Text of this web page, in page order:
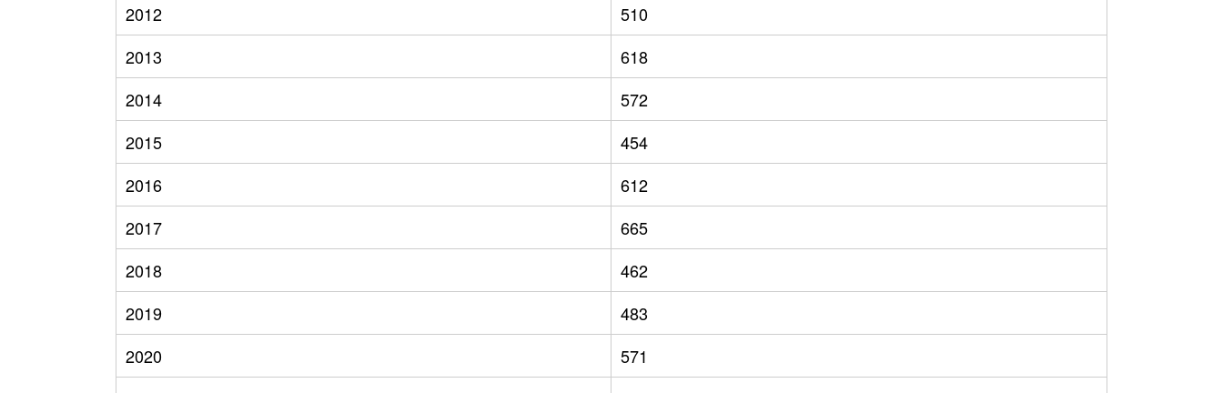
2012
510
2013
618
2014
572
2015
454
2016
612
2017
665
2018
462
2019
483
2020
571